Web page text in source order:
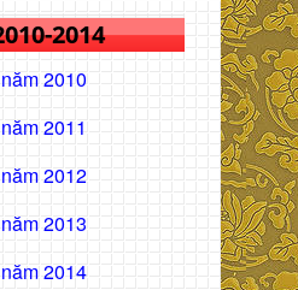
2014
2010
2011
2012
2013
2014